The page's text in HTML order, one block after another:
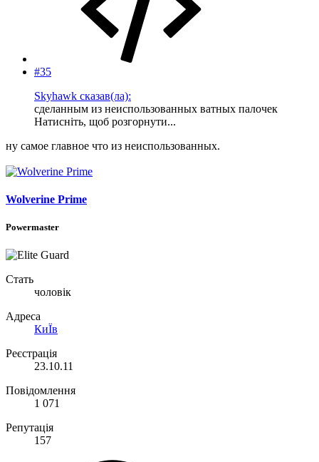
#35
Skyhawk сказав(ла):
сделанным из неиспользованных ватных палочек
Натисніть, щоб розгорнути...
ну самое главное что из неиспользованных.
Wolverine Prime
Powermaster
Стать
чоловік
Адреса
КиЇв
Реєстрація
23.10.11
Повідомлення
1 071
Репутація
157